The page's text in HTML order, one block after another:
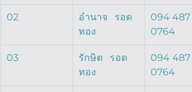
02
อำนาจ   รอด
ทอง
094 487
0764
03
รักษิต   รอด
ทอง
094 487
0764